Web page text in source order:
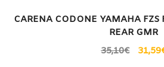
CARENA CODONE YAMAHA FZS
REAR GMR
35,10€ 31,59